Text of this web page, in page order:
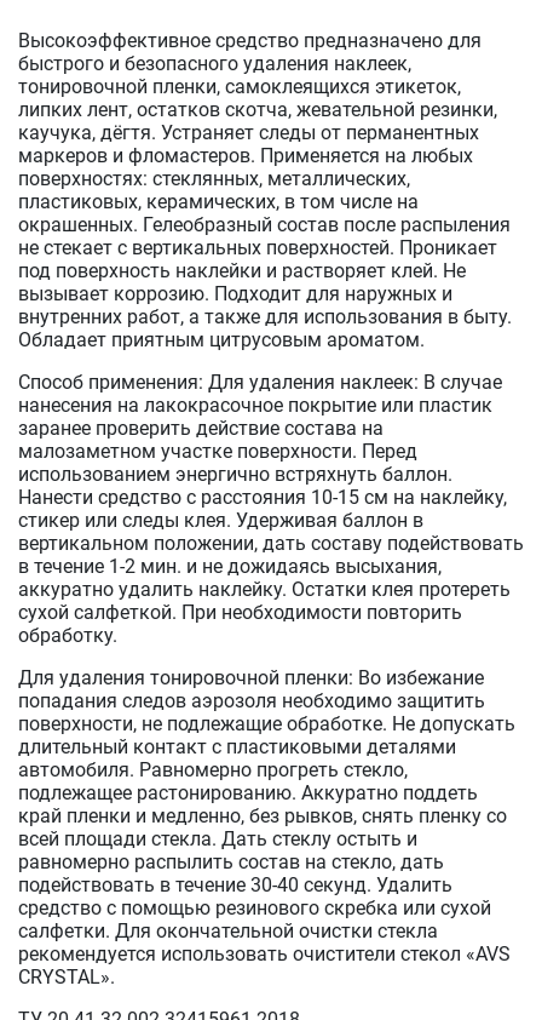
Высокоэффективное средство предназначено для
быстрого и безопасного удаления наклеек,
тонировочной пленки, самоклеящихся этикеток,
липких лент, остатков скотча, жевательной резинки,
каучука, дёгтя. Устраняет следы от перманентных
маркеров и фломастеров. Применяется на любых
поверхностях: стеклянных, металлических,
пластиковых, керамических, в том числе на
окрашенных. Гелеобразный состав после распыления
не стекает с вертикальных поверхностей. Проникает
под поверхность наклейки и растворяет клей. Не
вызывает коррозию. Подходит для наружных и
внутренних работ, а также для использования в быту.
Обладает приятным цитрусовым ароматом.
Способ применения: Для удаления наклеек: В случае
нанесения на лакокрасочное покрытие или пластик
заранее проверить действие состава на
малозаметном участке поверхности. Перед
использованием энергично встряхнуть баллон.
Нанести средство с расстояния 10-15 см на наклейку,
стикер или следы клея. Удерживая баллон в
вертикальном положении, дать составу подействовать
в течение 1-2 мин. и не дожидаясь высыхания,
аккуратно удалить наклейку. Остатки клея протереть
сухой салфеткой. При необходимости повторить
обработку.
Для удаления тонировочной пленки: Во избежание
попадания следов аэрозоля необходимо защитить
поверхности, не подлежащие обработке. Не допускать
длительный контакт с пластиковыми деталями
автомобиля. Равномерно прогреть стекло,
подлежащее растонированию. Аккуратно поддеть
край пленки и медленно, без рывков, снять пленку со
всей площади стекла. Дать стеклу остыть и
равномерно распылить состав на стекло, дать
подействовать в течение 30-40 секунд. Удалить
средство с помощью резинового скребка или сухой
салфетки. Для окончательной очистки стекла
рекомендуется использовать очистители стекол «AVS
CRYSTAL».